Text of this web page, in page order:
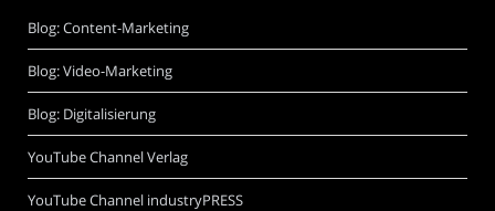
Blog: Content-Marketing
Blog: Video-Marketing
Blog: Digitalisierung
YouTube Channel Verlag
YouTube Channel industryPRESS